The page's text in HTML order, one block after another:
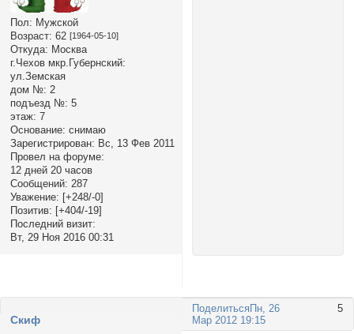
Пол: Мужской
Возраст: 62 [1964-05-10]
Откуда: Москва
г.Чехов мкр.Губернский:
ул.Земская
дом №: 2
подъезд №: 5
этаж: 7
Основание: снимаю
Зарегистрирован: Вс, 13 Фев 2011
Провел на форуме:
12 дней 20 часов
Сообщений: 287
Уважение: [+248/-0]
Позитив: [+404/-19]
Последний визит:
Вт, 29 Ноя 2016 00:31
Поделиться 5
Пн, 26
Мар 2012 19:15
Cкиф